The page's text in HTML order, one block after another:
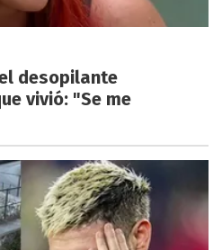
desopilante
vivió: "Se me